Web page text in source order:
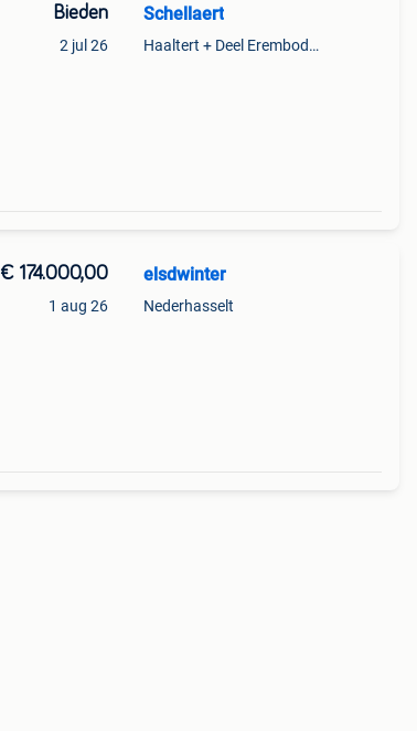
Bieden
2 jul 26
Schellaert
Haaltert + Deel Erembodegem
€ 174.000,00
1 aug 26
elsdwinter
Nederhasselt